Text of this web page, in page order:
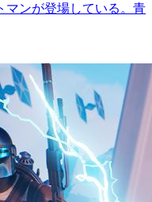
マンが登場している。青